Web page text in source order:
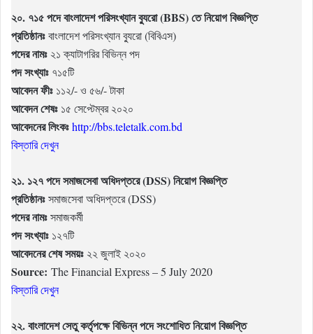
২০. ৭১৫ পদে বাংলাদেশ পরিসংখ্যান ব্যুরো (BBS) তে নিয়োগ বিজ্ঞপ্তি
প্রতিষ্ঠানঃবাংলাদেশ পরিসংখ্যান ব্যুরো (বিবিএস)
পদের নামঃ২১ ক্যাটাগরির বিভিন্ন পদ
পদ সংখ্যাঃ৭১৫টি
আবেদন ফীঃ১১২/- ও ৫৬/- টাকা
আবেদন শেষঃ১৫ সেপ্টেম্বর ২০২০
আবেদনের লিংকঃ http://bbs.teletalk.com.bd
বিস্তারি দেখুন
২১. ১২৭ পদে সমাজসেবা অধিদপ্তরে (DSS) নিয়োগ বিজ্ঞপ্তি
প্রতিষ্ঠানঃসমাজসেবা অধিদপ্তরে (DSS)
পদের নামঃসমাজকর্মী
পদ সংখ্যাঃ১২৭টি
আবেদনের শেষ সময়ঃ২২ জুলাই ২০২০
Source: The Financial Express – 5 July 2020
বিস্তারি দেখুন
২২. বাংলাদেশ সেতু কর্তৃপক্ষে বিভিন্ন পদে সংশোধিত নিয়োগ বিজ্ঞপ্তি